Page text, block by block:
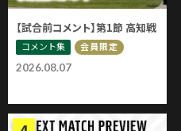
2026.08.07
【試合前コメント】第1節 高知戦
コメント集 会員限定